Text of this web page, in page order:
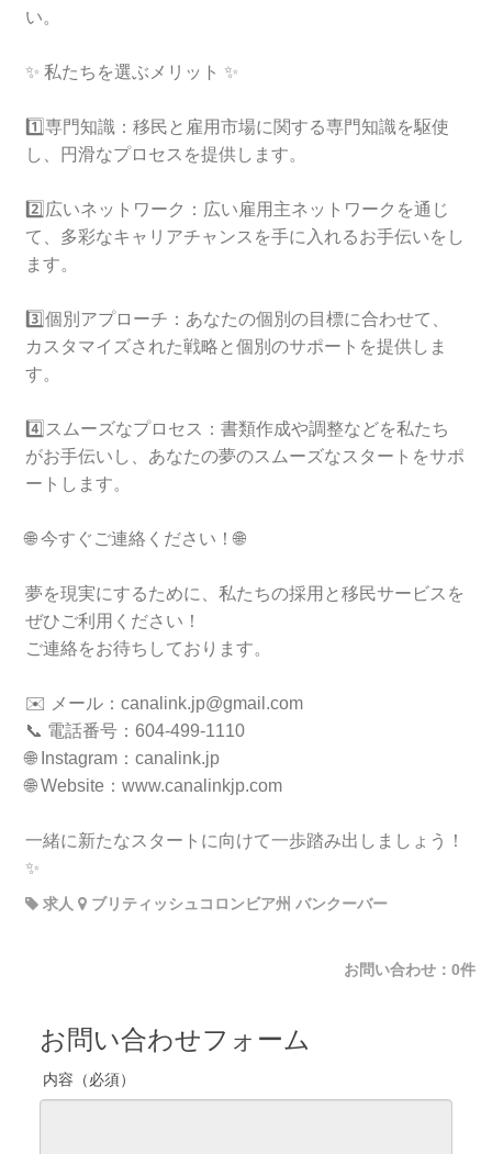
い。
✨ 私たちを選ぶメリット ✨
1️⃣専門知識：移民と雇用市場に関する専門知識を駆使
し、円滑なプロセスを提供します。
2️⃣広いネットワーク：広い雇用主ネットワークを通じ
て、多彩なキャリアチャンスを手に入れるお手伝いをし
ます。
3️⃣個別アプローチ：あなたの個別の目標に合わせて、
カスタマイズされた戦略と個別のサポートを提供しま
す。
4️⃣スムーズなプロセス：書類作成や調整などを私たち
がお手伝いし、あなたの夢のスムーズなスタートをサポ
ートします。
🌐 今すぐご連絡ください！🌐
夢を現実にするために、私たちの採用と移民サービスを
ぜひご利用ください！
ご連絡をお待ちしております。
✉️ メール：canalink.jp@gmail.com
📞 電話番号：604-499-1110
🌐 Instagram：canalink.jp
🌐 Website：www.canalinkjp.com
一緒に新たなスタートに向けて一歩踏み出しましょう！
✨
求人 ブリティッシュコロンビア州 バンクーバー
お問い合わせ：0件
お問い合わせフォーム
内容（必須）